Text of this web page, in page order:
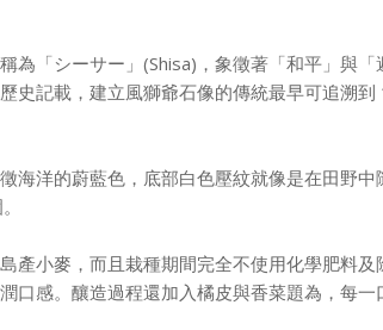
為「シーサー」(Shisa)，象徵著「和平」與「
史記載，建立風獅爺石像的傳統最早可追溯
海洋的蔚藍色，底部白色壓紋就像是在田野中
產小麥，而且栽種期間完全不使用化學肥料及
口感。釀造過程還加入橘皮與香菜題為，每一